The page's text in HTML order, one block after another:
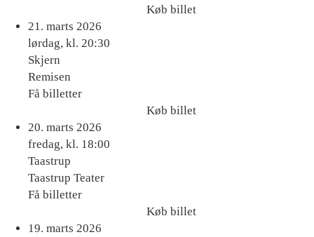
Køb billet
Køb
billet
21. marts 2026
lørdag, kl. 20:30
Skjern
Remisen
Få billetter
Køb billet
Køb
billet
20. marts 2026
fredag, kl. 18:00
Taastrup
Taastrup Teater
Få billetter
Køb billet
Køb
19. marts 2026